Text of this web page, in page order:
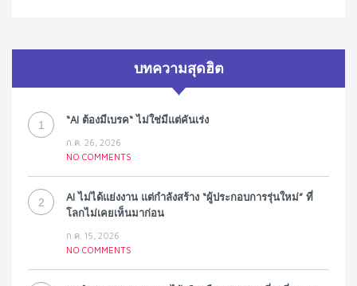
บทความสุดฮิต
1 “AI ต้องมีเบรค“ ไม่ใช่มีแต่คันเร่ง
ก.ค. 26, 2026
NO COMMENTS
2
AI ไม่ได้แย่งงาน แต่กำลังสร้าง “ผู้ประกอบการรุ่นใหม่” ที่
โลกไม่เคยเห็นมาก่อน
ก.ค. 15, 2026
NO COMMENTS